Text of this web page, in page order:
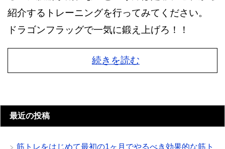
紹介するトレーニングを行ってみてください。
ドラゴンフラッグで一気に鍛え上げろ！！
続きを読む
最近の投稿
筋トレをはじめて最初の1ヶ月でやるべき効果的な筋ト